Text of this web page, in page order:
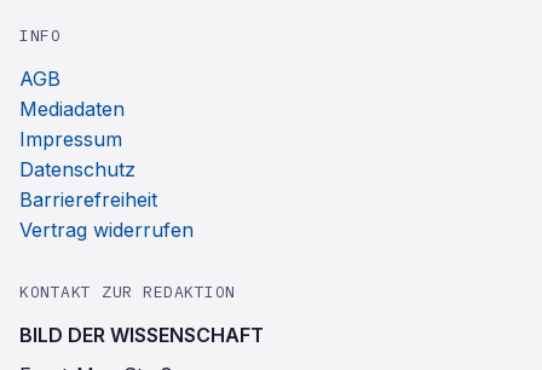
INFO
AGB
Mediadaten
Impressum
Datenschutz
Barrierefreiheit
Vertrag widerrufen
KONTAKT ZUR REDAKTION
BILD DER WISSENSCHAFT